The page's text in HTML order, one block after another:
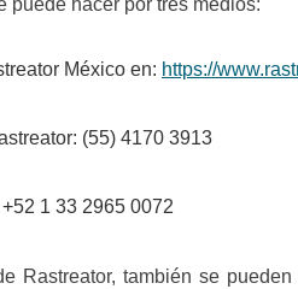
puede hacer por tres medios:
México en: https://
(55) 4170 3913
1 33 2965 0072
Rastreator, también se